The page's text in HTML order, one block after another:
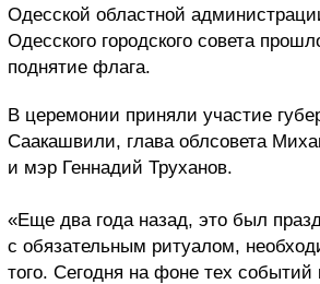
Одесской областной
Одесского городского совета
поднятие флага.
В церемонии приняли участие
Саакашвили, глава облсовета
и мэр Геннадий Труханов.
«Еще два года назад, это был
с обязательным ритуалом,
того. Сегодня на фоне тех событий